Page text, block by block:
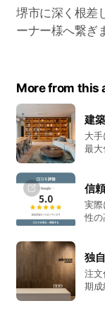
堺市に深く根差
ーナー様へ繋ぎ
More from this
建
大
最大
信
実際
性の
独
注文
期成